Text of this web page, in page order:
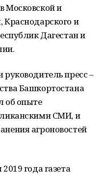
Московской и
Краснодарского и
Дагестан и
пресс –
Башкортостана
об опыте
СМИ, и
агроновостей
года газета